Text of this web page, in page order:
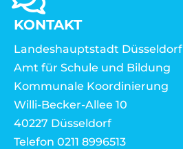
KONTAKT
Landeshauptstadt Düsseldorf
Amt für Schule und Bildung
Kommunale Koordinierung
Willi-Becker-Allee 10
40227 Düsseldorf
Telefon 0211 8996513